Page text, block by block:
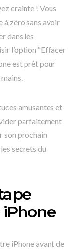
crainte ! Vous
à zéro sans avoir
dans les
l’option “Effacer
est prêt pour
amusantes et
parfaitement
son prochain
secrets du
iPhone avant de